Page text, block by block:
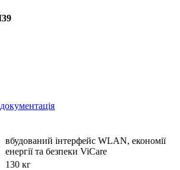
вбудований інтерфейс WLAN, економії
енергії та безпеки ViCare
130 кг